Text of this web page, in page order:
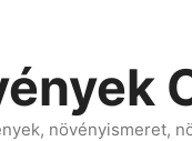
növényismeret,